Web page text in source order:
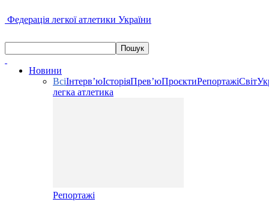
Федерація легкої атлетики України
Новини
ВсіІнтерв’юІсторіяПрев’юПроєктиРепортажіСвіт
легка атлетика
Репортажі